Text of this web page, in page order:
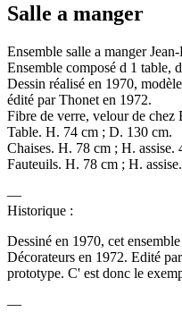
Salle a manger
Ensemble salle a manger
Ensemble composé d 1 table,
Dessin réalisé en 1970,
édité par Thonet en 1972.
Fibre de verre, velour de chez
Table. H. 74 cm ; D. 130 cm.
Chaises. H. 78 cm ; H. assise.
Fauteuils. H. 78 cm ; H.
Historique :
Dessiné en 1970, cet
Décorateurs en 1972. Edité
prototype. C' est donc le